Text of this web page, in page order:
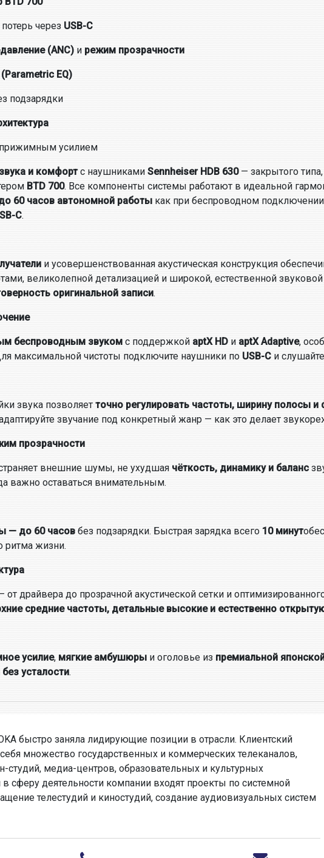
через USB-C
(ANC) и режим прозрачности
EQ)
подзарядки
усилием
и комфортс наушниками Sennheiser HDB 630— закрытого
BTD 700. Все компоненты системы работают в идеальной
60 часов автономной работы как при беспроводном
C.
и усовершенствованная акустическая конструкция
великолепной детализацией и широкой, естественной
оригинальной записи.
беспроводным звуком с поддержкой aptX HD и aptX Adaptive,
максимальной чистоты подключите наушники по USB-C и слушайте
звука позволяет точно регулировать частоты, ширину полосы и
звучание под конкретный жанр — как это делает
прозрачности
внешние шумы, не ухудшая чёткость, динамику и баланс
важно оставаться внимательным.
— до 60 часов без подзарядки. Быстрая зарядка всего 10 минут
ритма жизни.
драйвера до прозрачной акустической сетки и
средние частоты, детальные высокие и естественно
усилие, мягкие амбушюры и оголовье из премиальной
усталости.
быстро заняла лидирующие позиции в отрасли. Клиентский
множество государственных и коммерческих телеканалов,
медиа-центров, образовательных и культурных
сферу деятельности компании входят проекты по системной
телестудий и киностудий, создание аудиовизуальных систем